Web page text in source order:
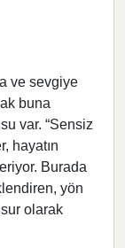
ve sevgiye
buna
var. “Sensiz
hayatın
Burada
yön
olarak